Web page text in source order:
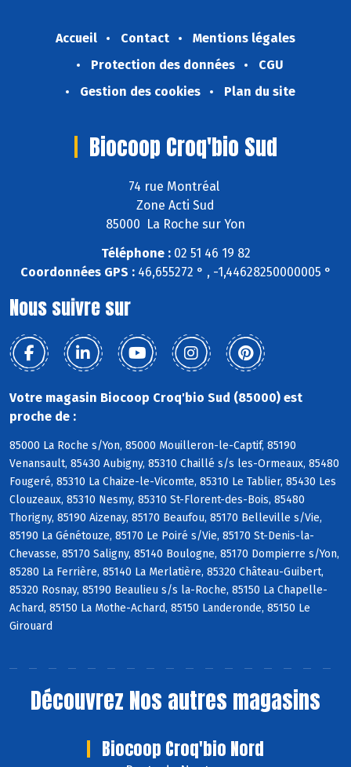
Accueil Contact
Mentions légales
Protection des données
CGU
Gestion des cookies
Plan du site
Biocoop Croq'bio Sud
74 rue Montréal
Zone Acti Sud
85000 La Roche sur Yon
Téléphone :02 51 46 19 82
Coordonnées GPS :46,655272 ° , -1,44628250000005 °
Nous suivre sur
Votre magasin Biocoop Croq'bio Sud (85000) est
proche de :
85000 La Roche s/Yon, 85000 Mouilleron-le-Captif, 85190
Venansault, 85430 Aubigny, 85310 Chaillé s/s les-Ormeaux, 85480
Fougeré, 85310 La Chaize-le-Vicomte, 85310 Le Tablier, 85430 Les
Clouzeaux, 85310 Nesmy, 85310 St-Florent-des-Bois, 85480
Thorigny, 85190 Aizenay, 85170 Beaufou, 85170 Belleville s/Vie,
85190 La Génétouze, 85170 Le Poiré s/Vie, 85170 St-Denis-la-
Chevasse, 85170 Saligny, 85140 Boulogne, 85170 Dompierre s/Yon,
85280 La Ferrière, 85140 La Merlatière, 85320 Château-Guibert,
85320 Rosnay, 85190 Beaulieu s/s la-Roche, 85150 La Chapelle-
Achard, 85150 La Mothe-Achard, 85150 Landeronde, 85150 Le
Girouard
Découvrez Nos autres magasins
Biocoop Croq'bio Nord